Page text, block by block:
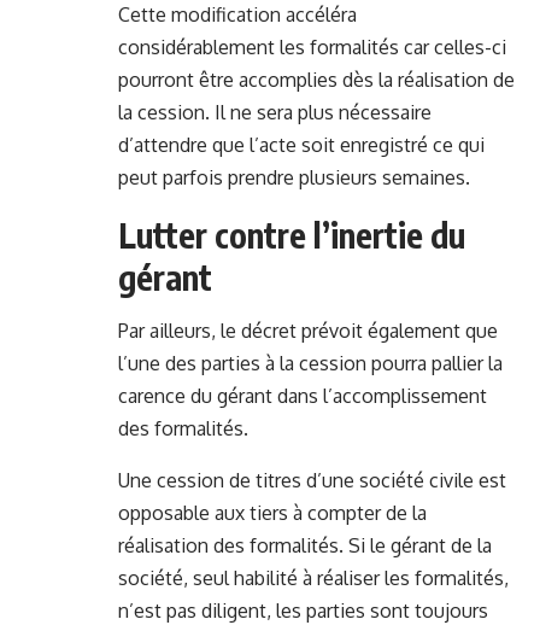
Cette modification accéléra
considérablement les formalités car celles-ci
pourront être accomplies dès la réalisation de
la cession. Il ne sera plus nécessaire
d’attendre que l’acte soit enregistré ce qui
peut parfois prendre plusieurs semaines.
Lutter contre l’inertie du
gérant
Par ailleurs, le décret prévoit également que
l’une des parties à la cession pourra pallier la
carence du gérant dans l’accomplissement
des formalités.
Une cession de titres d’une société civile est
opposable aux tiers à compter de la
réalisation des formalités. Si le gérant de la
société, seul habilité à réaliser les formalités,
n’est pas diligent, les parties sont toujours